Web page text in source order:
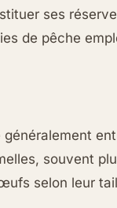
ses
de pêche
souvent
selon leur